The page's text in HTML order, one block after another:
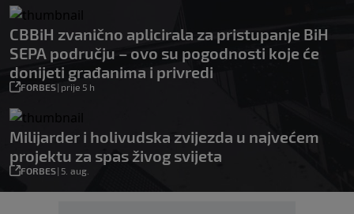
CBBiH zvanično aplicirala za pristupanje BiH
SEPA području – ovo su pogodnosti koje će
donijeti građanima i privredi
FORBES| prije 5 h
Milijarder i holivudska zvijezda u najvećem
projektu za spas živog svijeta
FORBES| 5. aug.